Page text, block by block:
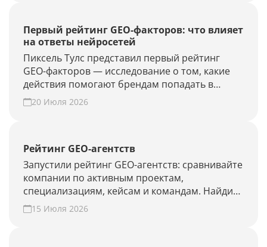
Первый рейтинг GEO-факторов: что влияет
на ответы нейросетей
Пиксель Тулс представил первый рейтинг
GEO-факторов — исследование о том, какие
действия помогают брендам попадать в
ответы нейросетей.
20 Июля 2026
Рейтинг GEO-агентств
Запустили рейтинг GEO-агентств: сравнивайте
компании по активным проектам,
специализациям, кейсам и командам. Найдите
подрядчика для продвижения в ChatGPT,
Алисе AI и Perplexity или добавьте своё
15 Июля 2026